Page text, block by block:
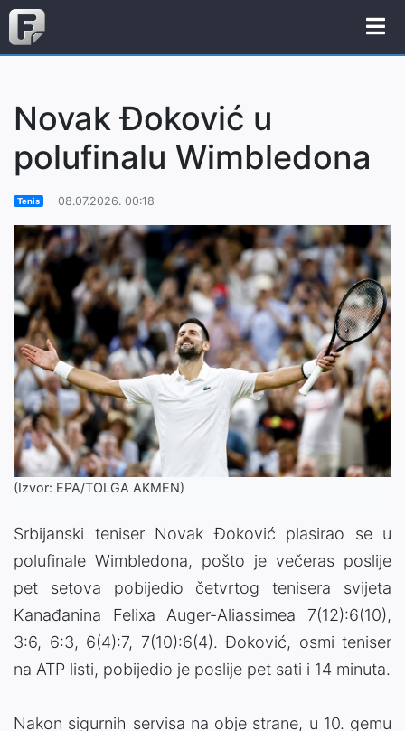
Novak Đoković u
polufinalu Wimbledona
Tenis 08.07.2026. 00:18
(Izvor: EPA/TOLGA AKMEN)
Srbijanski teniser Novak Đoković plasirao se u
polufinale Wimbledona, pošto je večeras poslije
pet setova pobijedio četvrtog tenisera svijeta
Kanađanina Felixa Auger-Aliassimea 7(12):6(10),
3:6, 6:3, 6(4):7, 7(10):6(4). Đoković, osmi teniser
na ATP listi, pobijedio je poslije pet sati i 14 minuta.
Nakon sigurnih servisa na obje strane, u 10. gemu